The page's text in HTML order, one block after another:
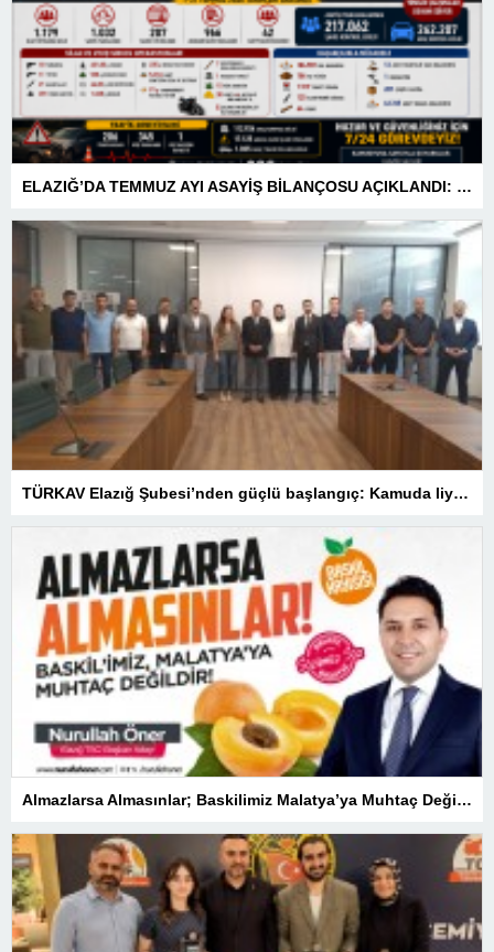
ELAZIĞ’DA TEMMUZ AYI ASAYİŞ BİLANÇOSU AÇIKLANDI: 1 AYDA 1.032 ŞAHIS YAKALANDI, 207 TUTUKLAMA
TÜRKAV Elazığ Şubesi’nden güçlü başlangıç: Kamuda liyakatin en gür sesi olacağız
Almazlarsa Almasınlar; Baskilimiz Malatya’ya Muhtaç Değildir